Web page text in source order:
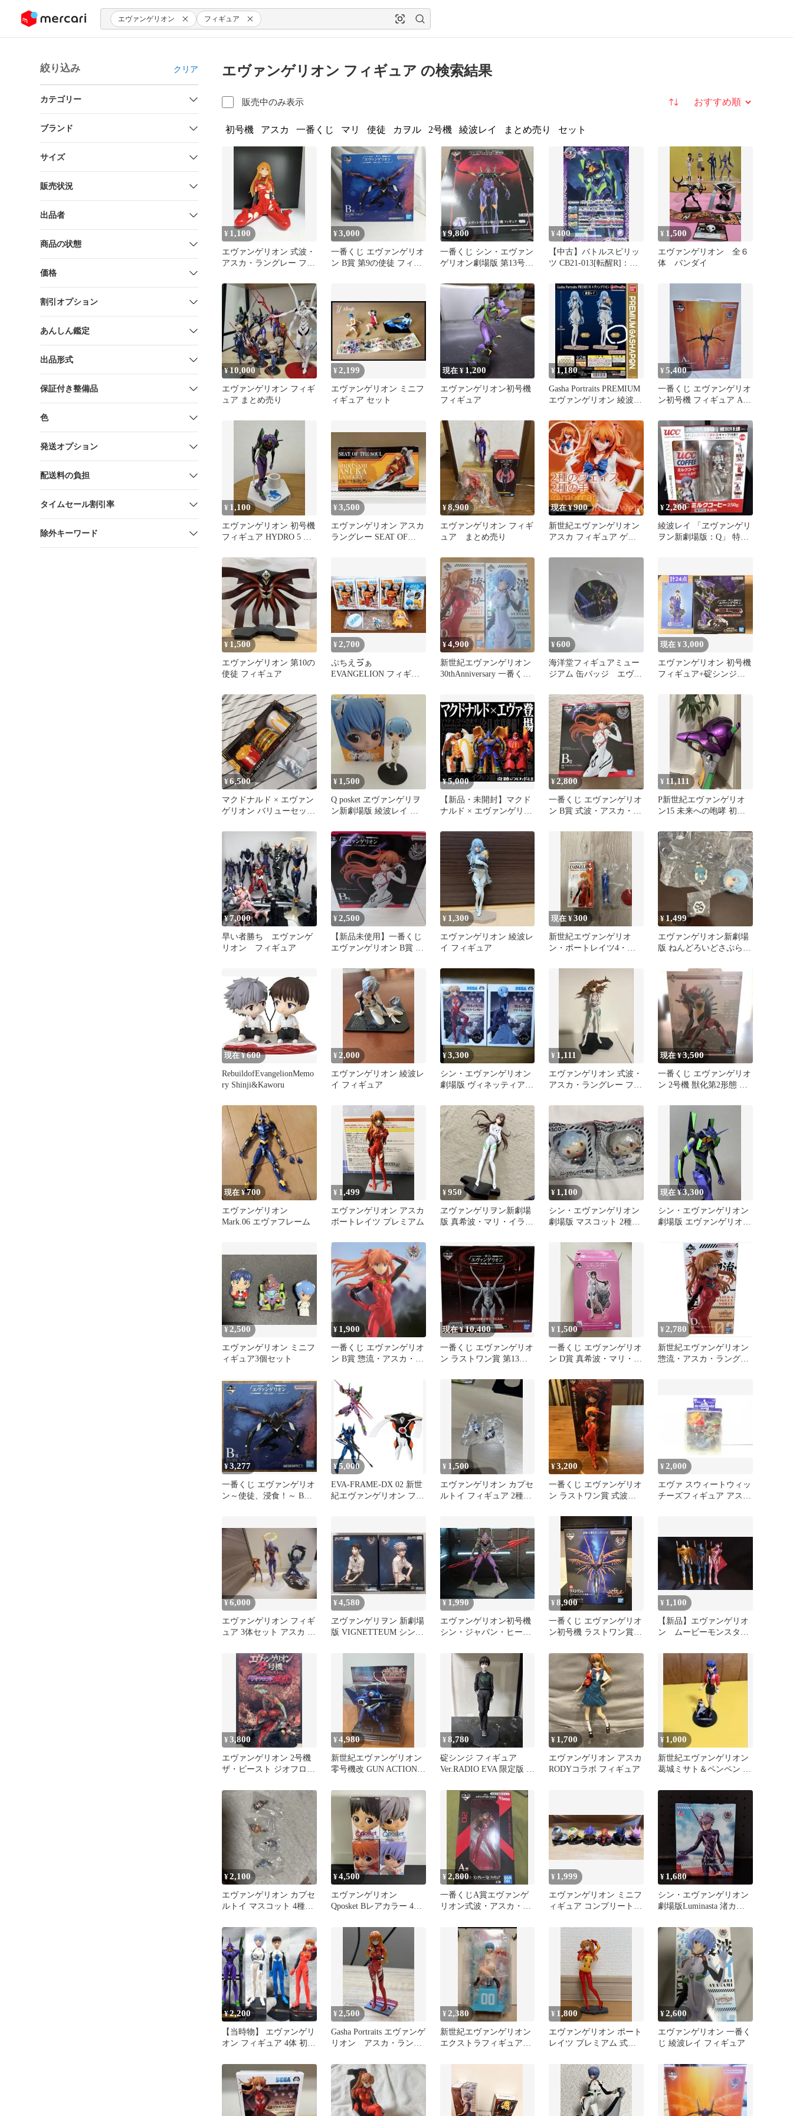
ツにスキップ エヴァンゲリオン フィギュア
絞り込み クリア
カテゴリー
ブランド
サイズ
販売状況
出品者
商品の状態
価格
割引オプション
あんしん鑑定
出品形式
保証付き整備品
色
発送オプション
配送料の負担
タイムセール割引率
除外キーワード
エヴァンゲリオン フィギュア の検索結果
販売中のみ表示 並び替え
初号機 アスカ 一番くじ マリ 使徒 カヲル 2号機 綾波レイ まとめ売り セット
¥ 1,100
エヴァンゲリオン 式波・
アスカ・ラングレー フィ
¥3,000
一番くじ エヴァンゲリオ
ン B賞 第9の使徒 フィギ
¥9,800
一番くじ シン・エヴァン
ゲリオン劇場版 第13号機
¥400
【中古】バトルスピリッ
ツ CB21-013[転醒R]：エ
機 -初起動-/エヴァンゲリ
オン 試験初号機 -暴走-
¥ 1,500
エヴァンゲリオン 全６
体 バンダイ
¥10,000
エヴァンゲリオン フィギ
ュア まとめ売り
¥ 2,199
エヴァンゲリオン ミニフ
ィギュア セット
現在 ¥ 1,200
エヴァンゲリオン初号機
フィギュア
¥ 1,180
Gasha Portraits PREMIUM
エヴァンゲリオン 綾波レ
¥5,400
一番くじ エヴァンゲリオ
ン初号機 フィギュア A賞
¥ 1,100
エヴァンゲリオン 初号機
フィギュア HYDRO 5 ス
¥3,500
エヴァンゲリオン アスカ
ラングレー SEAT OF
¥8,900
エヴァンゲリオン フィギ
ュア まとめ売り
現在 ¥900
新世紀エヴァンゲリオン
アスカ フィギュア ゲー
顔即発送
¥2,200
綾波レイ 「ヱヴァンゲリ
ヲン新劇場版：Q」 特製
¥ 1,500
エヴァンゲリオン 第10の
使徒 フィギュア
¥ 2,700
ぷちえゔぁ
EVANGELION フィギュ
¥4,900
新世紀エヴァンゲリオン
30thAnniversary 一番くじ
¥600
海洋堂フィギュアミュー
ジアム 缶バッジ エヴァ
現在 ¥3,000
エヴァンゲリオン 初号機
フィギュア+碇シンジ
¥6,500
マクドナルド × エヴァン
ゲリオン バリューセット
き）
¥ 1,500
Q posket ヱヴァンゲリヲ
ン新劇場版 綾波レイ フ
¥5,000
【新品・未開封】マクド
ナルド × エヴァンゲリオ
定品
¥2,800
一番くじ エヴァンゲリオ
ン B賞 式波・アスカ・ラ
¥ 11,111
P新世紀エヴァンゲリオ
ン15 未来への咆哮 初号
¥ 7,000
早い者勝ち エヴァンゲ
リオン フィギュア
¥2,500
【新品未使用】一番くじ
エヴァンゲリオン B賞 フ
¥ 1,300
エヴァンゲリオン 綾波レ
イ フィギュア
現在 ¥300
新世紀エヴァンゲリオ
ン・ポートレイツ4・渚
¥ 1,499
エヴァンゲリオン新劇場
版 ねんどろいどさぷらい
現在 ¥600
RebuildofEvangelionMemo
ry Shinji&Kaworu
¥ 2,000
エヴァンゲリオン 綾波レ
イ フィギュア
¥3,300
シン・エヴァンゲリオン
劇場版 ヴィネッティアム
¥ 1,111
エヴァンゲリオン 式波・
アスカ・ラングレー フィ
現在 ¥3,500
一番くじ エヴァンゲリオ
ン 2号機 獣化第2形態 フ
現在 ¥700
エヴァンゲリオン
Mark.06 エヴァフレーム
¥ 1,499
エヴァンゲリオン アスカ
ポートレイツ プレミアム
¥950
ヱヴァンゲリヲン新劇場
版 真希波・マリ・イラス
¥ 1,100
シン・エヴァンゲリオン
劇場版 マスコット 2種セ
現在 ¥3,300
シン・エヴァンゲリオン
劇場版 エヴァンゲリオン
し B賞
¥ 2,500
エヴァンゲリオン ミニフ
ィギュア3個セット
¥ 1,900
一番くじ エヴァンゲリオ
ン B賞 惣流・アスカ・ラ
現在 ¥10,400
一番くじ エヴァンゲリオ
ン ラストワン賞 第13号
¥ 1,500
一番くじ エヴァンゲリオ
ン D賞 真希波・マリ・イ
¥ 2,780
新世紀エヴァンゲリオン
惣流・アスカ・ラングレ
¥3,277
一番くじ エヴァンゲリオ
ン～使徒、浸食！～ B賞
¥5,000
EVA-FRAME-DX 02 新世
紀エヴァンゲリオン フィ
¥ 1,500
エヴァンゲリオン カプセ
ルトイ フィギュア 2種セ
¥3,200
一番くじ エヴァンゲリオ
ン ラストワン賞 式波・
¥ 2,000
エヴァ スウィートウィッ
チーズフィギュア アスカ
¥6,000
エヴァンゲリオン フィギ
ュア 3体セット アスカ 初
¥4,580
ヱヴァンゲリヲン 新劇場
版 VIGNETTEUM シンジ
¥ 1,990
エヴァンゲリオン初号機
シン・ジャパン・ヒーロ
ヴィネット
¥8,900
一番くじ エヴァンゲリオ
ン初号機 ラストワン賞
¥ 1,100
【新品】エヴァンゲリオ
ン ムービーモンスター
フビ3体セット
¥3,800
エヴァンゲリオン 2号機
ザ・ビースト ジオフロン
¥4,980
新世紀エヴァンゲリオン
零号機改 GUN ACTION
¥8,780
碇シンジ フィギュア
Ver.RADIO EVA 限定版 フ
¥ 1,700
エヴァンゲリオン アスカ
RODYコラボ フィギュア
¥ 1,000
新世紀エヴァンゲリオン
葛城ミサト＆ペンペン フ
¥2,100
エヴァンゲリオン カプセ
ルトイ マスコット 4種セ
¥4,500
エヴァンゲリオン
Qposket Bレアカラー 4種
¥2,800
一番くじA賞エヴァンゲ
リオン式波・アスカ・ラ
¥ 1,999
エヴァンゲリオン ミニフ
ィギュア コンプリート6
¥ 1,680
シン・エヴァンゲリオン
劇場版Luminasta 渚カヲ
¥2,200
【当時物】 エヴァンゲリ
オン フィギュア 4体 初号
イ
¥2,500
Gasha Portraits エヴァンゲ
リオン アスカ・ラング
¥2,380
新世紀エヴァンゲリオン
エクストラフィギュア綾
¥ 1,800
エヴァンゲリオン ポート
レイツ プレミアム 式
¥2,600
エヴァンゲリオン 一番く
じ 綾波レイ フィギュア